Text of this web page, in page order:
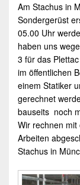
Am Stachus in
Sondergerüst
05.00 Uhr
haben uns
3 für das
im öffentlichen
einem Statiker
gerechnet
bauseits noch
Wir rechnen
Arbeiten
Stachus in